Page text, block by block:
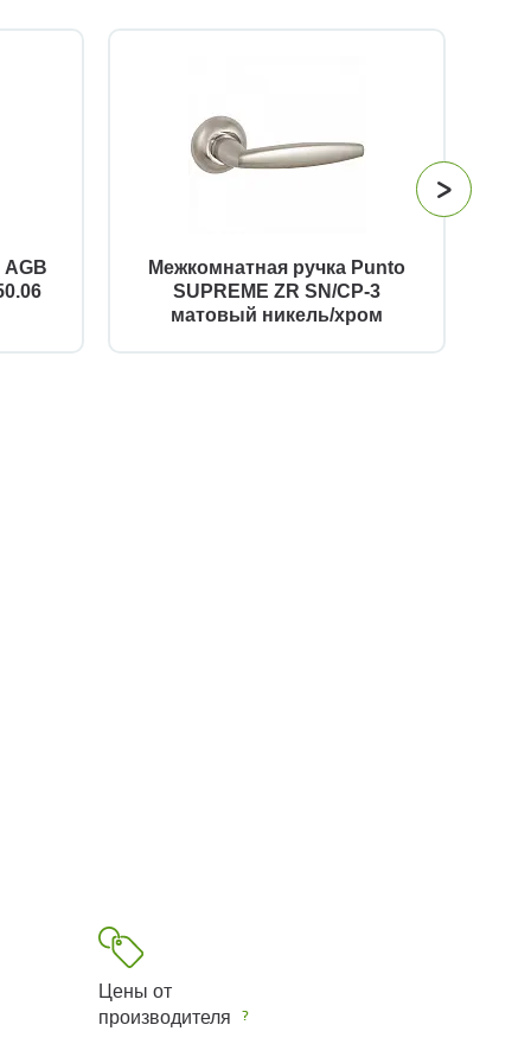
AGB
Межкомнатная ручка Punto
SUPREME ZR SN/CP-3
матовый никель/хром
Цены от
производителя